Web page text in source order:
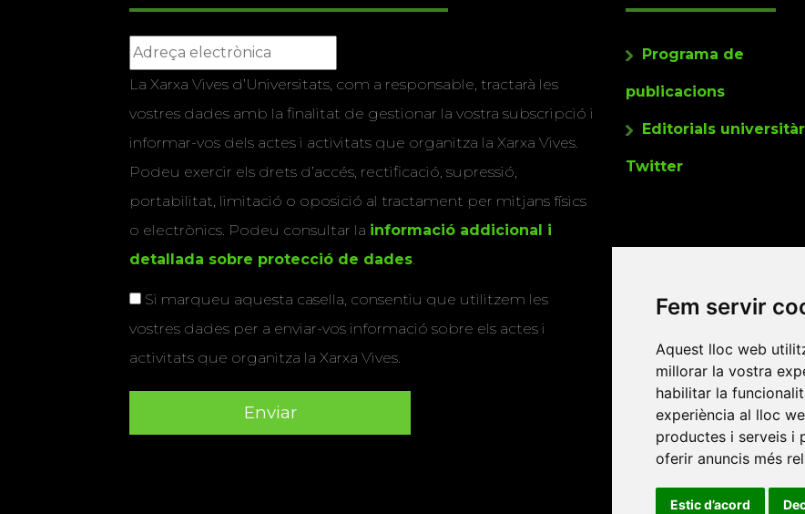
Fem servir
Aquest lloc web
millorar la vostra
habilitar la
experiència al lloc
productes i serveis i
oferir anuncis més
Estic d’acord
La Xarxa Vives d’Universitats, com a responsable, tractarà les
vostres dades amb la finalitat de gestionar la vostra subscripció i
informar-vos dels actes i activitats que organitza la Xarxa Vives.
Podeu exercir els drets d’accés, rectificació, supressió,
portabilitat, limitació o oposició al tractament per mitjans físics
o electrònics. Podeu consultar la informació addicional i
detallada sobre protecció de dades
Si marqueu aquesta casella, consentiu que utilitzem les
vostres dades per a enviar-vos informació sobre els actes i
activitats que organitza la Xarxa Vives.
Programa de
publicacions
Editorials
Twitter